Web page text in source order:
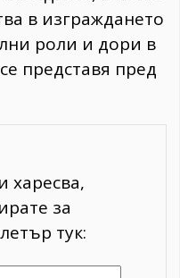
в изграждането
роли и дори в
представя пред
харесва,
за
тук: